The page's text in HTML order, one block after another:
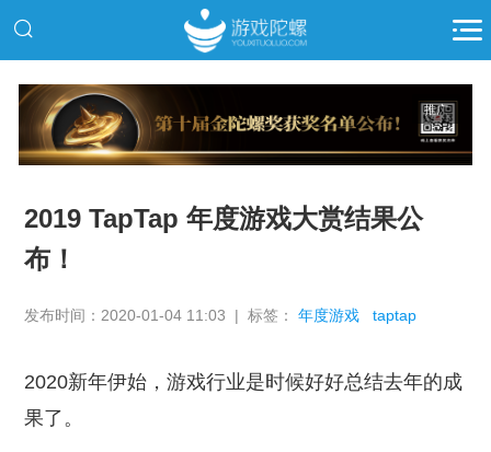
推广
2019 TapTap 年度游戏大赏结果公
布！
发布时间：2020-01-04 11:03 | 标签：年度游戏 taptap
2020新年伊始，游戏行业是时候好好总结去年的成
果了。